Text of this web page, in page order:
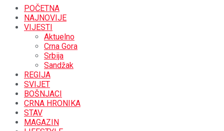
POČETNA
NAJNOVIJE
VIJESTI
Aktuelno
Crna Gora
Srbija
Sandžak
REGIJA
SVIJET
BOŠNJACI
CRNA HRONIKA
STAV
MAGAZIN